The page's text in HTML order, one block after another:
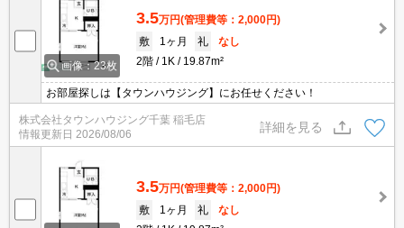
画像：23枚
3.5万円(管理費等：2,000円)
敷
1ヶ月 礼
なし
2階
1K 19.87m²
お部屋探しは【タウンハウジング】にお任せください！
株式会社タウンハウジング千葉 稲毛店
情報更新日 2026/08/06
詳細を見る
3.5万円(管理費等：2,000円)
敷
1ヶ月 礼
なし